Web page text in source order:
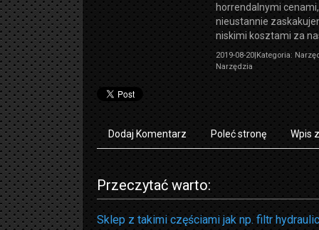
horrendalnymi
nieustannie
niskimi kosztami za
2019-08-20 Kategoria:
Narzędzia
Dodaj Komentarz Poleć stronę Wpis
Przeczytać warto:
Sklep z takimi częściami jak np. filtr